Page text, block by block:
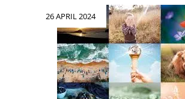
WAT
KOST
FOTOGRAFIE
VOOR
JE
HUWELIJK?
26 APRIL 2024